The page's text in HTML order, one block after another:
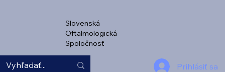
Slovenská
Oftalmologická
Spoločnosť
Prihlásiť sa